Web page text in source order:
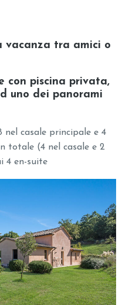
vacanza tra amici o
con piscina privata,
uno dei panorami
nel casale principale e 4
totale (4 nel casale e 2
4 en-suite